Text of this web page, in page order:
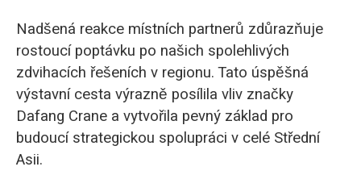
Nadšená reakce místních partnerů zdůrazňuje
rostoucí poptávku po našich spolehlivých
zdvihacích řešeních v regionu. Tato úspěšná
výstavní cesta výrazně posílila vliv značky
Dafang Crane a vytvořila pevný základ pro
budoucí strategickou spolupráci v celé Střední
Asii.